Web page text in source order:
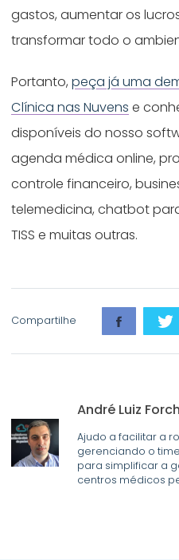
gastos, aumentar os
transformar todo o
Portanto,peça já uma
Clínica nas Nuvens e
disponíveis do nosso
agenda médica online,
controle financeiro,
telemedicina, chatbot
TISS e muitas outras.
Compartilhe
André Luiz
Ajudo a facilitar a
gerenciando o
para simplificar a
centros médicos